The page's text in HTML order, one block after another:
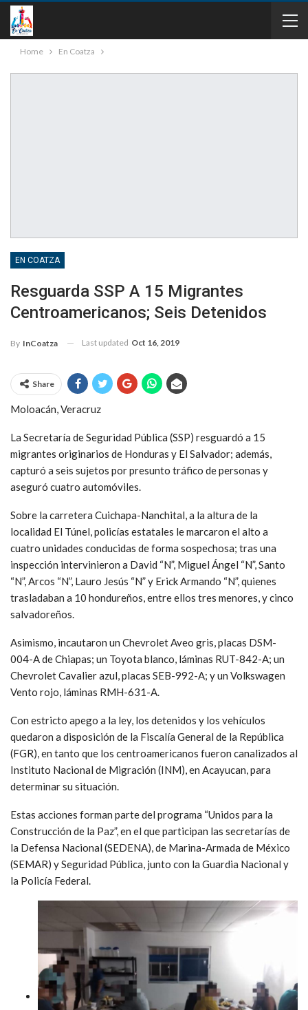
Home En Coatza
EN COATZA
Resguarda SSP A 15 Migrantes
Centroamericanos; Seis Detenidos
By InCoatza Last updated Oct 16, 2019
Share
Moloacán, Veracruz
La Secretaría de Seguridad Pública (SSP) resguardó a 15
migrantes originarios de Honduras y El Salvador; además,
capturó a seis sujetos por presunto tráfico de personas y
aseguró cuatro automóviles.
Sobre la carretera Cuichapa-Nanchital, a la altura de la
localidad El Túnel, policías estatales le marcaron el alto a
cuatro unidades conducidas de forma sospechosa; tras una
inspección intervinieron a David “N”, Miguel Ángel “N”, Santo
“N”, Arcos “N”, Lauro Jesús “N” y Erick Armando “N”, quienes
trasladaban a 10 hondureños, entre ellos tres menores, y cinco
salvadoreños.
Asimismo, incautaron un Chevrolet Aveo gris, placas DSM-
004-A de Chiapas; un Toyota blanco, láminas RUT-842-A; un
Chevrolet Cavalier azul, placas SEB-992-A; y un Volkswagen
Vento rojo, láminas RMH-631-A.
Con estricto apego a la ley, los detenidos y los vehículos
quedaron a disposición de la Fiscalía General de la República
(FGR), en tanto que los centroamericanos fueron canalizados al
Instituto Nacional de Migración (INM), en Acayucan, para
determinar su situación.
Estas acciones forman parte del programa “Unidos para la
Construcción de la Paz”, en el que participan las secretarías de
la Defensa Nacional (SEDENA), de Marina-Armada de México
(SEMAR) y Seguridad Pública, junto con la Guardia Nacional y
la Policía Federal.